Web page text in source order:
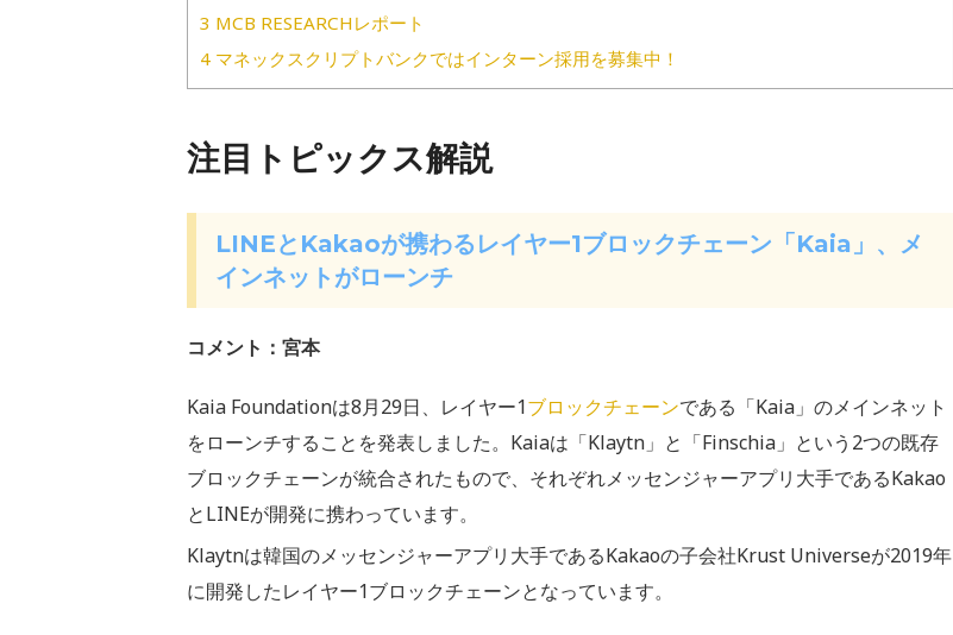
3 MCB RESEARCHレポート
4 マネックスクリプトバンクではインターン採用を募集中！
注目トピックス解説
LINEとKakaoが携わるレイヤー1ブロックチェーン「Kaia」、メ
インネットがローンチ
コメント：宮本
Kaia Foundationは8月29日、レイヤー1ブロックチェーンである「Kaia」のメインネット
をローンチすることを発表しました。Kaiaは「Klaytn」と「Finschia」という2つの既存
ブロックチェーンが統合されたもので、それぞれメッセンジャーアプリ大手であるKakao
とLINEが開発に携わっています。
Klaytnは韓国のメッセンジャーアプリ大手であるKakaoの子会社Krust Universeが2019年
に開発したレイヤー1ブロックチェーンとなっています。